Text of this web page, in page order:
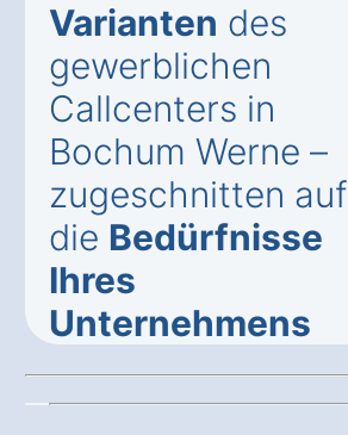
Varianten des
gewerblichen
Callcenters in
Bochum Werne –
zugeschnitten auf
die Bedürfnisse
Ihres
Unternehmens